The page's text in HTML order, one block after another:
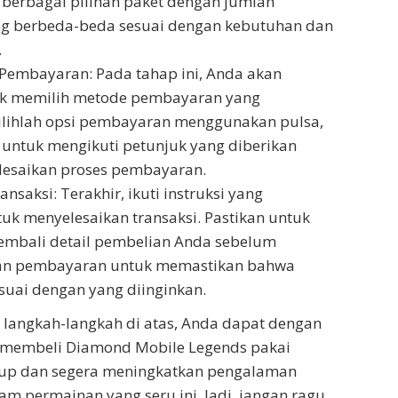
berbeda-beda sesuai dengan kebutuhan dan
Pada tahap ini, Anda akan
memilih metode pembayaran yang
opsi pembayaran menggunakan pulsa,
mengikuti petunjuk yang diberikan
proses pembayaran.
Terakhir, ikuti instruksi yang
menyelesaikan transaksi. Pastikan untuk
detail pembelian Anda sebelum
pembayaran untuk memastikan bahwa
dengan yang diinginkan.
langkah di atas, Anda dapat dengan
Diamond Mobile Legends pakai
dan segera meningkatkan pengalaman